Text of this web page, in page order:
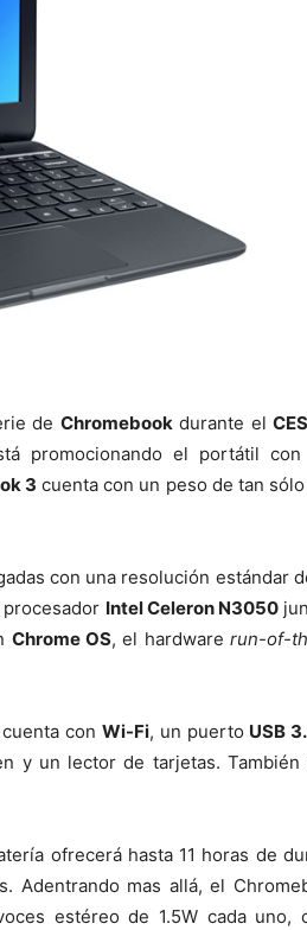
de Chromebookdurante el
promocionando el portátil
3 cuenta con un peso de tan sólo
con una resolución estándar
Intel Celeron N3050
Chrome OS, el hardwarerun-of-
cuenta con Wi-Fi, un puerto USB
y un lector de tarjetas. También
ofrecerá hasta 11 horas de
Adentrando mas allá, el
estéreo de 1.5W cada uno,